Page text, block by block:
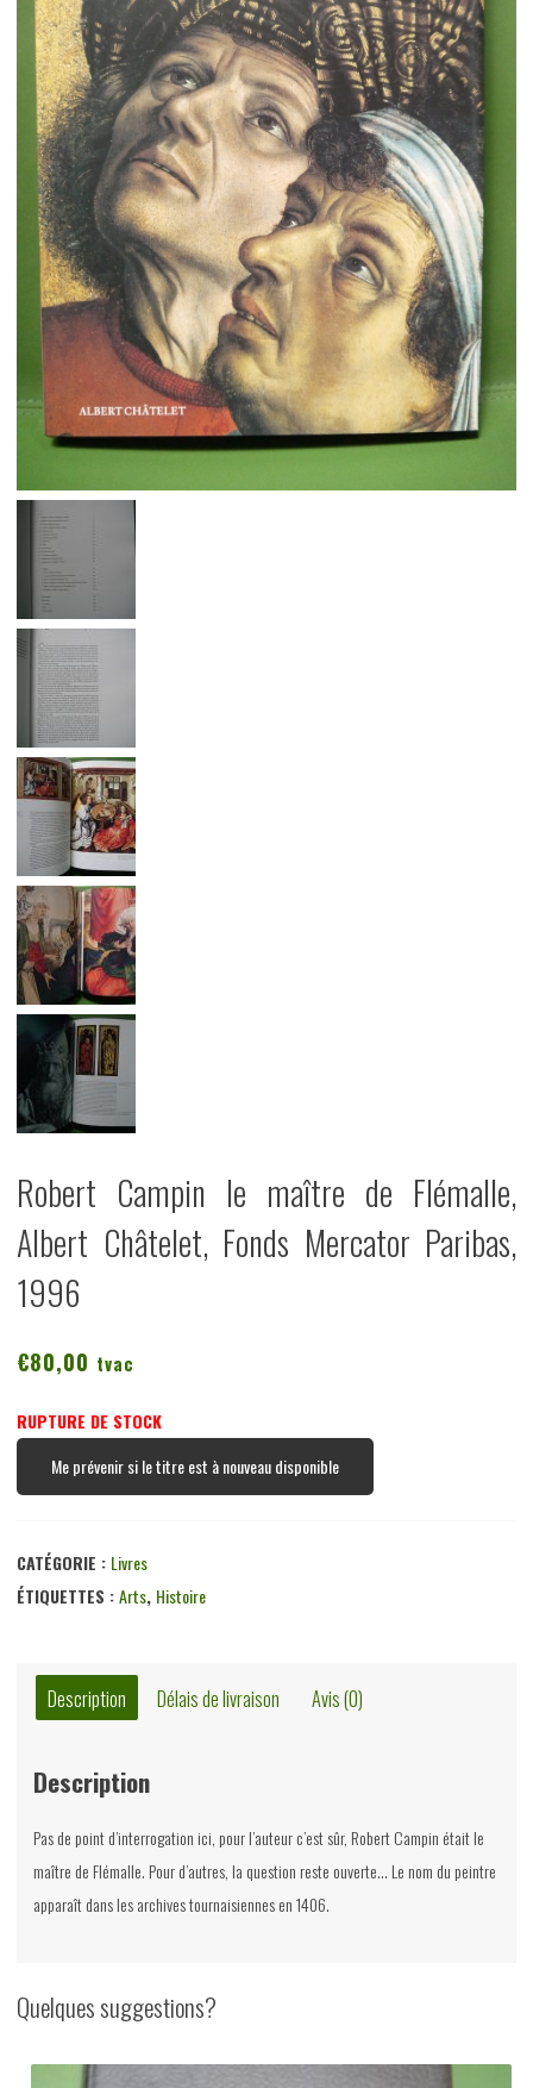
Robert Campin le maître de Flémalle,
Albert Châtelet, Fonds Mercator Paribas,
1996
€80,00 tvac
RUPTURE DE STOCK
Me prévenir si le titre est à nouveau disponible
CATÉGORIE : Livres
ÉTIQUETTES :Arts, Histoire
Description Délais de livraison Avis (0)
Description
Pas de point d’interrogation ici, pour l’auteur c’est sûr, Robert Campin était le
maître de Flémalle. Pour d’autres, la question reste ouverte… Le nom du peintre
apparaît dans les archives tournaisiennes en 1406.
Quelques suggestions?